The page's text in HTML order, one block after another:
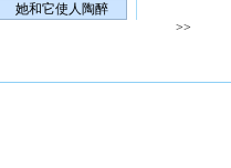
她和它使人陶醉
>>